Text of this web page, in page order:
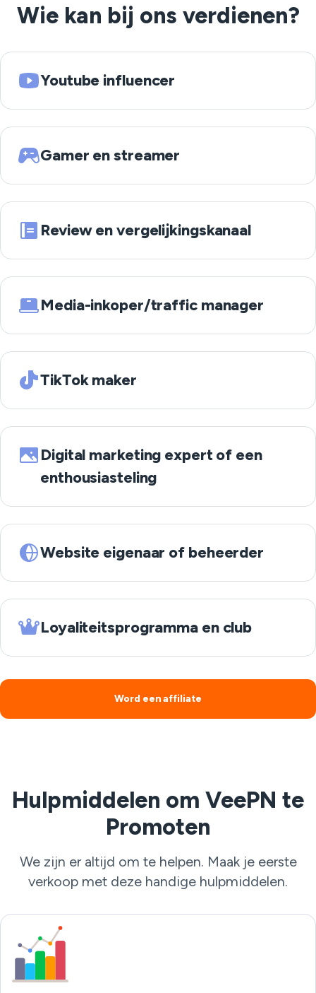
Wie kan bij ons verdienen?
Youtube influencer
Gamer en streamer
Review en vergelijkingskanaal
Media-inkoper/traffic manager
TikTok maker
Digital marketing expert of een
enthousiasteling
Website eigenaar of beheerder
Loyaliteitsprogramma en club
Word een affiliate
Hulpmiddelen om VeePN te
Promoten
We zijn er altijd om te helpen. Maak je eerste
verkoop met deze handige hulpmiddelen.